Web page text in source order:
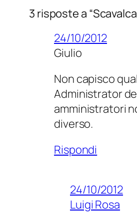
3 risposte a
24/10/2012
Giulio
Non capisco
Administrator
amministratori
diverso.
Rispondi
24/10/2012
Luigi Rosa